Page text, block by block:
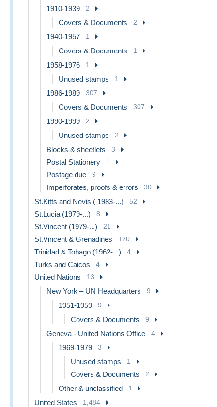
1910-1939 2
Covers & Documents 2
1940-1957 1
Covers & Documents 1
1958-1976 1
Unused stamps 1
1986-1989 307
Covers & Documents 307
1990-1999 2
Unused stamps 2
Blocks & sheetlets 3
Postal Stationery 1
Postage due 9
Imperforates, proofs & errors 30
St.Kitts and Nevis ( 1983-...) 52
St.Lucia (1979-...) 8
St.Vincent (1979-...) 21
St.Vincent & Grenadines 120
Trinidad & Tobago (1962-...) 4
Turks and Caicos 4
United Nations 13
New York – UN Headquarters 9
1951-1959 9
Covers & Documents 9
Geneva - United Nations Office 4
1969-1979 3
Unused stamps 1
Covers & Documents 2
Other & unclassified 1
United States 1,484